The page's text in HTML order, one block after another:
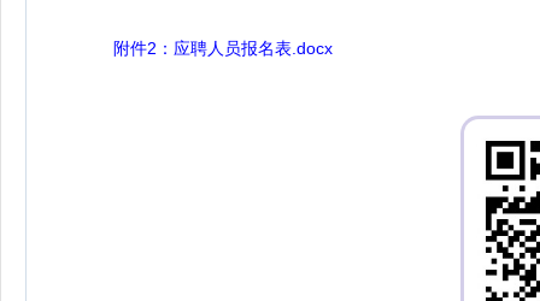
附件2：应聘人员报名表.docx